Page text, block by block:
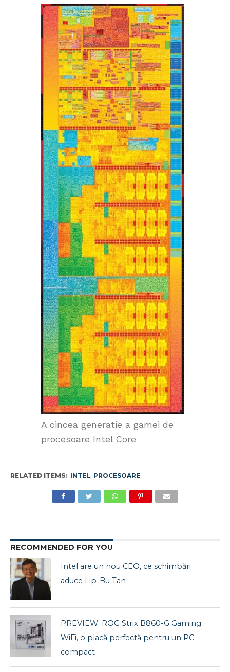
A cincea generatie a gamei de
procesoare Intel Core
RELATED ITEMS: INTEL, PROCESOARE
RECOMMENDED FOR YOU
Intel are un nou CEO, ce schimbări
aduce Lip-Bu Tan
PREVIEW: ROG Strix B860-G Gaming
WiFi, o placă perfectă pentru un PC
compact